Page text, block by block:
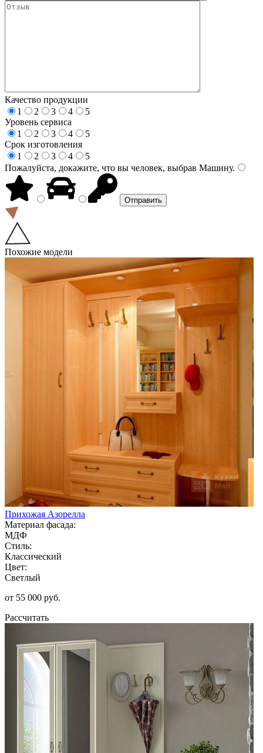
Качество продукции
1
2 3 4
5
Уровень сервиса
1
2 3 4
5
Срок изготовления
1
2 3 4
5
Пожалуйста, докажите, что вы человек, выбрав Машину.
Похожие модели
Прихожая Азорелла
Материал фасада:
МДФ
Стиль:
Классический
Цвет:
Светлый
от 55 000 руб.
Рассчитать